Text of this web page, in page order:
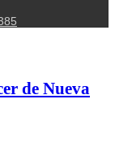
de Nueva